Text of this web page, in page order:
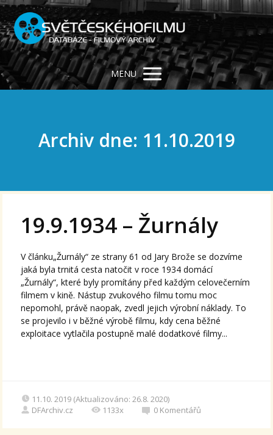
MENU
Archiv dne: 11.10.2019
19.9.1934 – Žurnály
V článku„Žurnály“ ze strany 61 od Jary Brože se dozvíme
jaká byla trnitá cesta natočit v roce 1934 domácí
„Žurnály“, které byly promítány před každým celovečerním
filmem v kině. Nástup zvukového filmu tomu moc
nepomohl, právě naopak, zvedl jejich výrobní náklady. To
se projevilo i v běžné výrobě filmu, kdy cena běžné
exploitace vytlačila postupně malé dodatkové filmy...
11.10. 2019 (Aktualizováno: 26.8. 2020)
DFArchiv.cz
1133x 0 Komentářů